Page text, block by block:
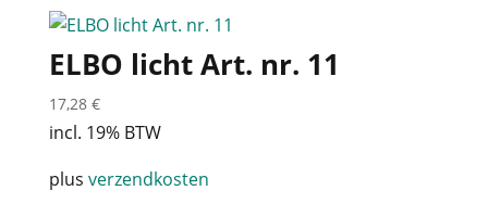
ELBO licht Art. nr. 11
17,28 €
incl. 19% BTW
plus verzendkosten